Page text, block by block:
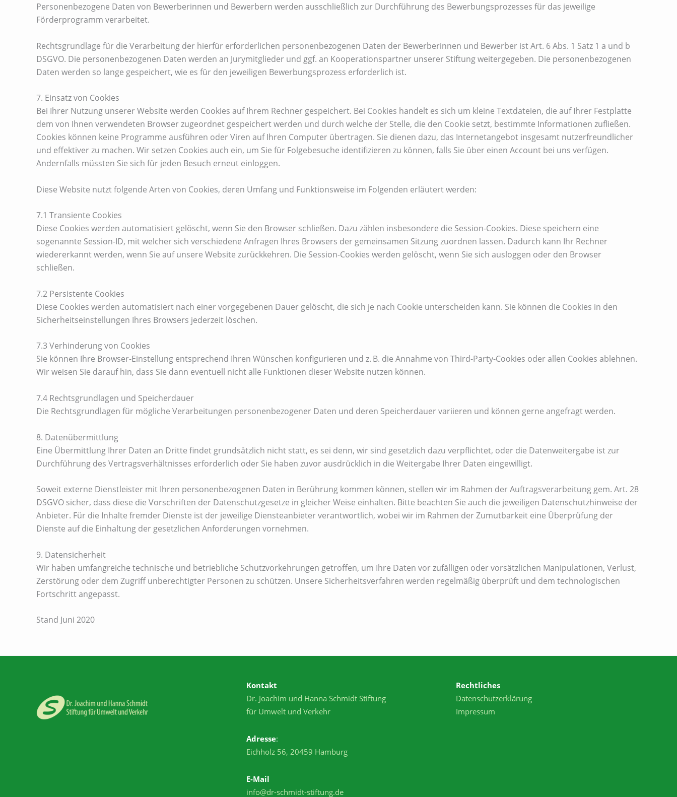
Personenbezogene Daten von Bewerberinnen und Bewerbern werden ausschließlich zur Durchführung des Bewerbungsprozesses für das jeweilige
Förderprogramm verarbeitet.
Rechtsgrundlage für die Verarbeitung der hierfür erforderlichen personenbezogenen Daten der Bewerberinnen und Bewerber ist Art. 6 Abs. 1 Satz 1 a und b
DSGVO. Die personenbezogenen Daten werden an Jurymitglieder und ggf. an Kooperationspartner unserer Stiftung weitergegeben. Die personenbezogenen
Daten werden so lange gespeichert, wie es für den jeweiligen Bewerbungsprozess erforderlich ist.
7. Einsatz von Cookies
Bei Ihrer Nutzung unserer Website werden Cookies auf Ihrem Rechner gespeichert. Bei Cookies handelt es sich um kleine Textdateien, die auf Ihrer Festplatte
dem von Ihnen verwendeten Browser zugeordnet gespeichert werden und durch welche der Stelle, die den Cookie setzt, bestimmte Informationen zufließen.
Cookies können keine Programme ausführen oder Viren auf Ihren Computer übertragen. Sie dienen dazu, das Internetangebot insgesamt nutzerfreundlicher
und effektiver zu machen. Wir setzen Cookies auch ein, um Sie für Folgebesuche identifizieren zu können, falls Sie über einen Account bei uns verfügen.
Andernfalls müssten Sie sich für jeden Besuch erneut einloggen.
Diese Website nutzt folgende Arten von Cookies, deren Umfang und Funktionsweise im Folgenden erläutert werden:
7.1 Transiente Cookies
Diese Cookies werden automatisiert gelöscht, wenn Sie den Browser schließen. Dazu zählen insbesondere die Session-Cookies. Diese speichern eine
sogenannte Session-ID, mit welcher sich verschiedene Anfragen Ihres Browsers der gemeinsamen Sitzung zuordnen lassen. Dadurch kann Ihr Rechner
wiedererkannt werden, wenn Sie auf unsere Website zurückkehren. Die Session-Cookies werden gelöscht, wenn Sie sich ausloggen oder den Browser
schließen.
7.2 Persistente Cookies
Diese Cookies werden automatisiert nach einer vorgegebenen Dauer gelöscht, die sich je nach Cookie unterscheiden kann. Sie können die Cookies in den
Sicherheitseinstellungen Ihres Browsers jederzeit löschen.
7.3 Verhinderung von Cookies
Sie können Ihre Browser-Einstellung entsprechend Ihren Wünschen konfigurieren und z. B. die Annahme von Third-Party-Cookies oder allen Cookies ablehnen.
Wir weisen Sie darauf hin, dass Sie dann eventuell nicht alle Funktionen dieser Website nutzen können.
7.4 Rechtsgrundlagen und Speicherdauer
Die Rechtsgrundlagen für mögliche Verarbeitungen personenbezogener Daten und deren Speicherdauer variieren und können gerne angefragt werden.
8. Datenübermittlung
Eine Übermittlung Ihrer Daten an Dritte findet grundsätzlich nicht statt, es sei denn, wir sind gesetzlich dazu verpflichtet, oder die Datenweitergabe ist zur
Durchführung des Vertragsverhältnisses erforderlich oder Sie haben zuvor ausdrücklich in die Weitergabe Ihrer Daten eingewilligt.
Soweit externe Dienstleister mit Ihren personenbezogenen Daten in Berührung kommen können, stellen wir im Rahmen der Auftragsverarbeitung gem. Art. 28
DSGVO sicher, dass diese die Vorschriften der Datenschutzgesetze in gleicher Weise einhalten. Bitte beachten Sie auch die jeweiligen Datenschutzhinweise der
Anbieter. Für die Inhalte fremder Dienste ist der jeweilige Diensteanbieter verantwortlich, wobei wir im Rahmen der Zumutbarkeit eine Überprüfung der
Dienste auf die Einhaltung der gesetzlichen Anforderungen vornehmen.
9. Datensicherheit
Wir haben umfangreiche technische und betriebliche Schutzvorkehrungen getroffen, um Ihre Daten vor zufälligen oder vorsätzlichen Manipulationen, Verlust,
Zerstörung oder dem Zugriff unberechtigter Personen zu schützen. Unsere Sicherheitsverfahren werden regelmäßig überprüft und dem technologischen
Fortschritt angepasst.
Stand Juni 2020
Kontakt
Dr. Joachim und Hanna Schmidt Stiftung
für Umwelt und Verkehr
Adresse:
Eichholz 56, 20459 Hamburg
E-Mail
info@dr-schmidt-stiftung.de
Rechtliches
Datenschutzerklärung
Impressum